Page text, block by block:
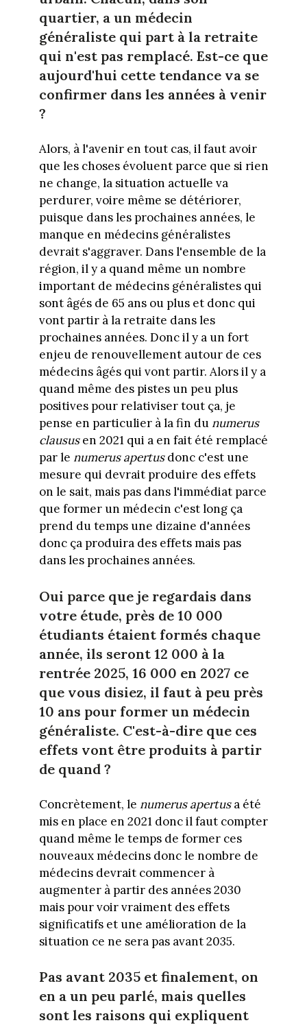
quartier, a un médecin
généraliste qui part à la retraite
qui n'est pas remplacé. Est-ce que
aujourd'hui cette tendance va se
confirmer dans les années à venir
?
Alors, à l'avenir en tout cas, il faut avoir
que les choses évoluent parce que si rien
ne change, la situation actuelle va
perdurer, voire même se détériorer,
puisque dans les prochaines années, le
manque en médecins généralistes
devrait s'aggraver. Dans l'ensemble de la
région, il y a quand même un nombre
important de médecins généralistes qui
sont âgés de 65 ans ou plus et donc qui
vont partir à la retraite dans les
prochaines années. Donc il y a un fort
enjeu de renouvellement autour de ces
médecins âgés qui vont partir. Alors il y a
quand même des pistes un peu plus
positives pour relativiser tout ça, je
pense en particulier à la fin dunumerus
claususen 2021 qui a en fait été remplacé
par le numerus apertusdonc c'est une
mesure qui devrait produire des effets
on le sait, mais pas dans l'immédiat parce
que former un médecin c'est long ça
prend du temps une dizaine d'années
donc ça produira des effets mais pas
dans les prochaines années.
Oui parce que je regardais dans
votre étude, près de 10 000
étudiants étaient formés chaque
année, ils seront 12 000 à la
rentrée 2025, 16 000 en 2027 ce
que vous disiez, il faut à peu près
10 ans pour former un médecin
généraliste. C'est-à-dire que ces
effets vont être produits à partir
de quand ?
Concrètement, le numerus apertusa été
mis en place en 2021 donc il faut compter
quand même le temps de former ces
nouveaux médecins donc le nombre de
médecins devrait commencer à
augmenter à partir des années 2030
mais pour voir vraiment des effets
significatifs et une amélioration de la
situation ce ne sera pas avant 2035.
Pas avant 2035 et finalement, on
en a un peu parlé, mais quelles
sont les raisons qui expliquent